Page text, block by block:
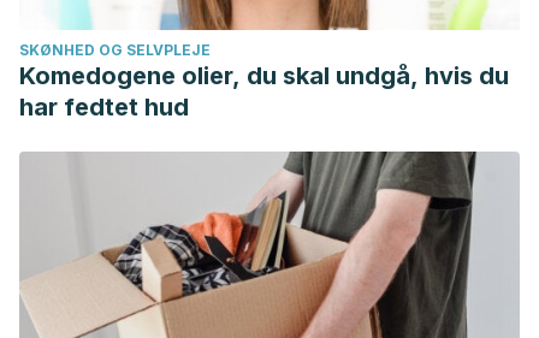
SKØNHED OG SELVPLEJE
Komedogene olier, du skal undgå, hvis du
har fedtet hud